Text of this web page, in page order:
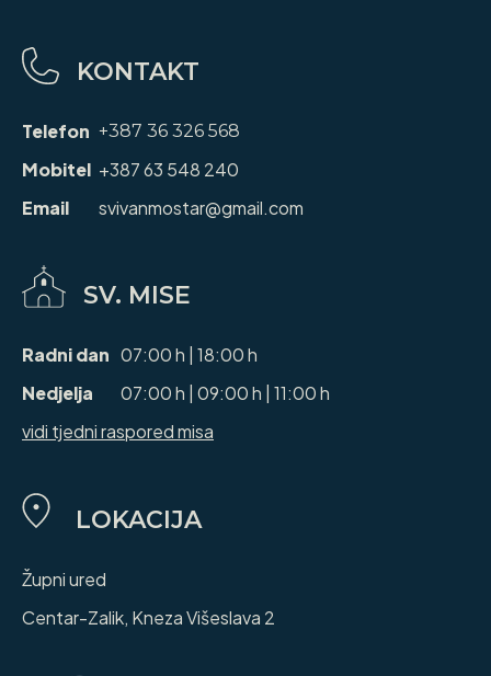
KONTAKT
Telefon +387 36 326 568
Mobitel +387 63 548 240
Email
svivanmostar@gmail.com
SV. MISE
Radni dan 07:00 h | 18:00 h
Nedjelja
07:00 h | 09:00 h | 11:00 h
vidi tjedni raspored misa
LOKACIJA
Župni ured
Centar-Zalik, Kneza Višeslava 2